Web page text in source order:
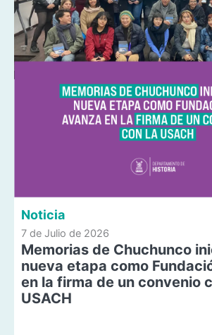
Noticia
7 de Julio de 2026
Memorias de Chuchunco
nueva etapa como
en la firma de un convenio
USACH